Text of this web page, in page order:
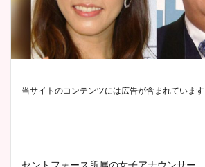
当サイトのコンテンツには広告が含まれています
セントフォース所属の女子アナウンサー、